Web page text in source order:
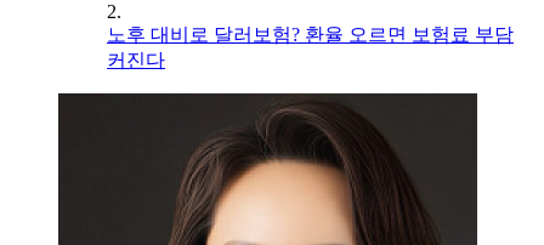
2.
노후 대비로 달러보험? 환율 오르면 보험료 부담
커진다